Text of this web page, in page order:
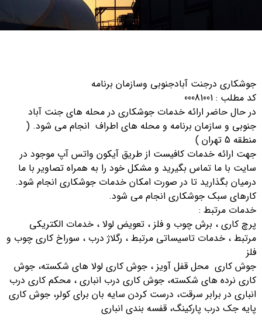
جوشکاری درجنت آبادجنوبی وسازمان برنامه
کد مطلب : 00081001
در حال حاضر ارائه خدمات جوشکاری در محله های جنت آباد
جنوبی و سازمان برنامه و محله های اطراف انجام می شود. (
منطقه 5 تهران )
جهت ارائه خدمات کافیست از طریق آیکون واتس آپ موجود در
سایت با ما تماس بگیرید و مشکل خود را به همراه تصاویر با ما
درمیان بگذارید تا در صورت امکان خدمات جوشکاری انجام شود.
کارهای سبک جوشکاری انجام می شود.
خدمات مرتبط :
پرچ کاری ، برش چوب و فلز ، تعویض لولا ، خدمات الکتریکی
مرتبط ، خدمات تاسیساتی مرتبط ، رگلاژ درب ، سوراخ کاری چوب و
فلز
جوش کاری محل قفل آویز ، جوش کاری لولا های شکسته، جوش
کاری نرده های شکسته، جوش کاری درب انباری ، محکم کاری درب
انباری در برابر سرقت، درست کردن سایه بان برای کولر، جوش کاری
پایه جک درب پارکینگ، قفسه بندی انباری